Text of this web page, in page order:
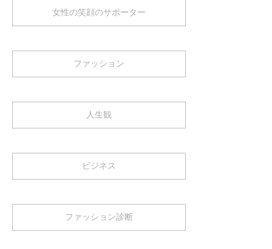
女性の笑顔のサポーター
ファッション
人生観
ビジネス
ファッション診断